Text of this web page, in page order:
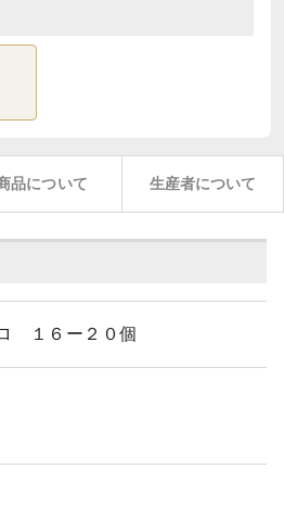
品について 生産者について
１６ー２０個